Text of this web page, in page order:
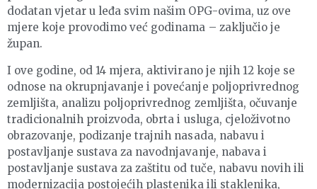
dodatan vjetar u leđa svim našim OPG-ovima, uz ove
mjere koje provodimo već godinama – zaključio je
župan.
I ove godine, od 14 mjera, aktivirano je njih 12 koje se
odnose na okrupnjavanje i povećanje poljoprivrednog
zemljišta, analizu poljoprivrednog zemljišta, očuvanje
tradicionalnih proizvoda, obrta i usluga, cjeloživotno
obrazovanje, podizanje trajnih nasada, nabavu i
postavljanje sustava za navodnjavanje, nabava i
postavljanje sustava za zaštitu od tuče, nabavu novih ili
modernizacija postojećih plastenika ili staklenika,